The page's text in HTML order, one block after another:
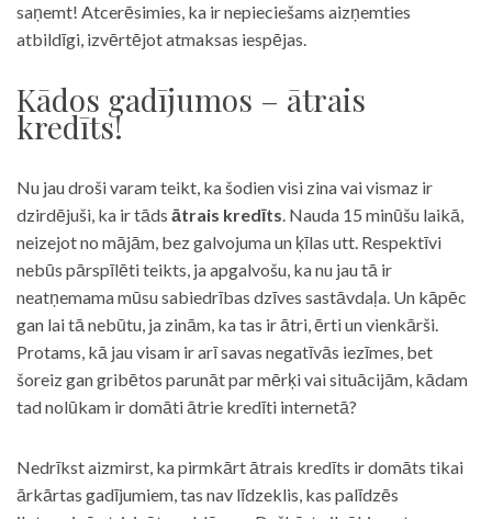
saņemt! Atcerēsimies, ka ir nepieciešams aizņemties
atbildīgi, izvērtējot atmaksas iespējas.
Kādos gadījumos – ātrais
kredīts!
Nu jau droši varam teikt, ka šodien visi zina vai vismaz ir
dzirdējuši, ka ir tāds ātrais kredīts. Nauda 15 minūšu laikā,
neizejot no mājām, bez galvojuma un ķīlas utt. Respektīvi
nebūs pārspīlēti teikts, ja apgalvošu, ka nu jau tā ir
neatņemama mūsu sabiedrības dzīves sastāvdaļa. Un kāpēc
gan lai tā nebūtu, ja zinām, ka tas ir ātri, ērti un vienkārši.
Protams, kā jau visam ir arī savas negatīvās iezīmes, bet
šoreiz gan gribētos parunāt par mērķi vai situācijām, kādam
tad nolūkam ir domāti ātrie kredīti internetā?
Nedrīkst aizmirst, ka pirmkārt ātrais kredīts ir domāts tikai
ārkārtas gadījumiem, tas nav līdzeklis, kas palīdzēs